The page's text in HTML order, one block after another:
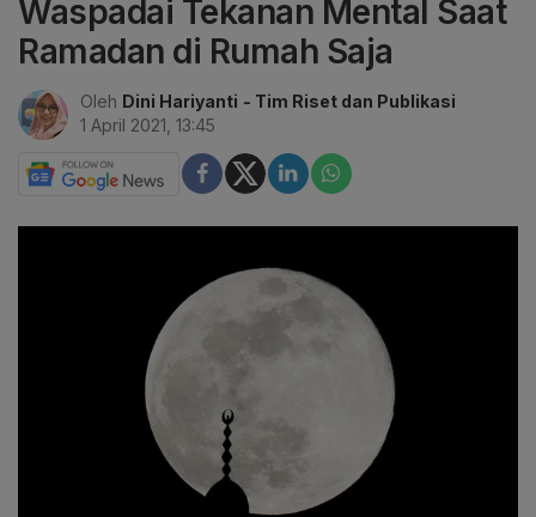
Waspadai Tekanan Mental Saat
Ramadan di Rumah Saja
Oleh Dini Hariyanti - Tim Riset dan Publikasi
1 April 2021, 13:45